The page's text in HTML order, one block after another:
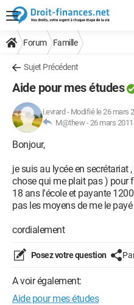
Forum Famille
Sujet Précédent
Aide pour mes études
i.evrard - Modifié le 26 mars
M@thew -26 mars
Bonjour,
je suis au lycée en secrétariat
chose qui me plait pas ) pour
18 ans l'école et payante
pas les moyens de me le
cordialement
Posez votre question
A voir également:
Aide pour mes études